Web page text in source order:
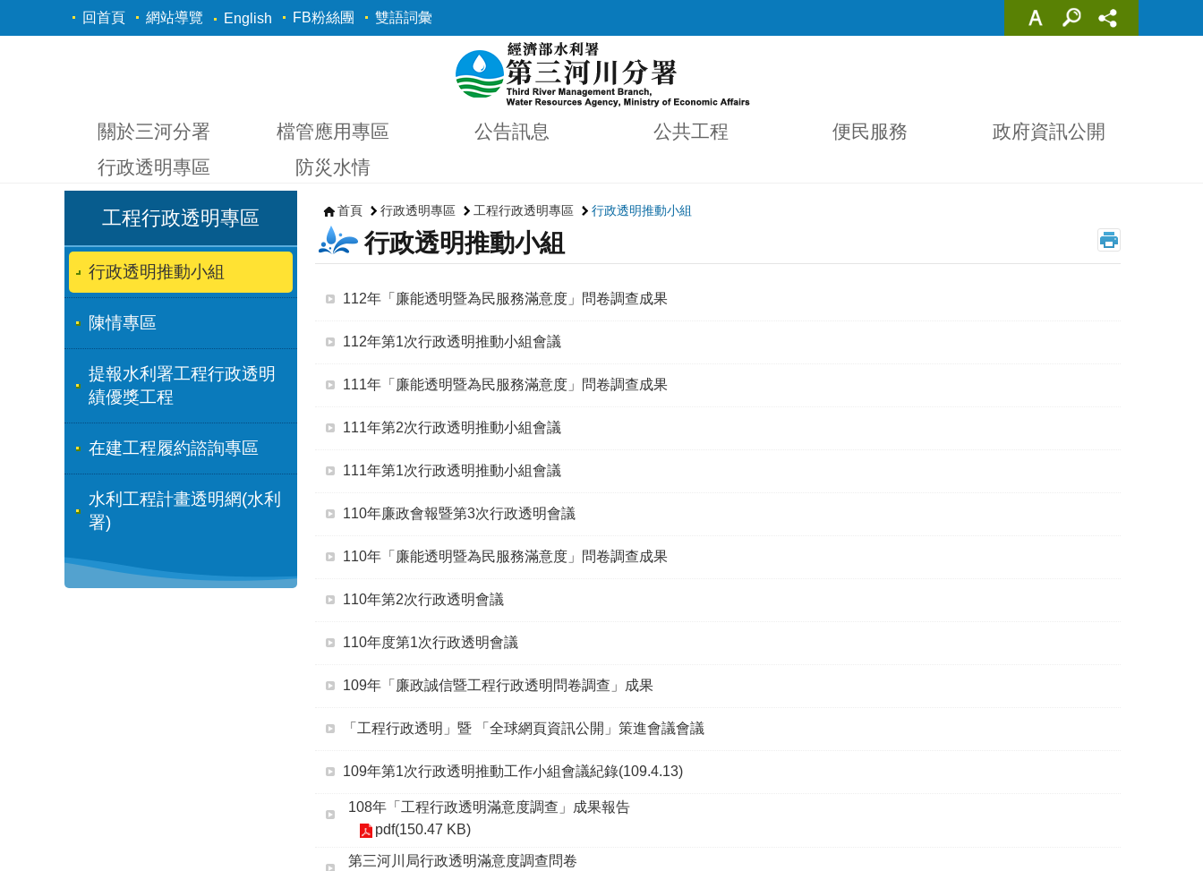
跳到主要內容區塊
回首頁 網站導覽 English FB粉絲團 雙語詞彙
關於三河分署 檔管應用專區 公告訊息 公共工程 便民服務
政府資訊公開
行政透明專區
防災水情
工程行政透明專區
行政透明推動小組
陳情專區
提報水利署工程行政透明
績優獎工程
在建工程履約諮詢專區
水利工程計畫透明網(水利
署)
首頁 行政透明專區 工程行政透明專區 行政透明推動小組
行政透明推動小組
112年「廉能透明暨為民服務滿意度」問卷調查成果
112年第1次行政透明推動小組會議
111年「廉能透明暨為民服務滿意度」問卷調查成果
111年第2次行政透明推動小組會議
111年第1次行政透明推動小組會議
110年廉政會報暨第3次行政透明會議
110年「廉能透明暨為民服務滿意度」問卷調查成果
110年第2次行政透明會議
110年度第1次行政透明會議
109年「廉政誠信暨工程行政透明問卷調查」成果
「工程行政透明」暨 「全球網頁資訊公開」策進會議會議
109年第1次行政透明推動工作小組會議紀錄(109.4.13)
108年「工程行政透明滿意度調查」成果報告
pdf(150.47 KB)
第三河川局行政透明滿意度調查問卷